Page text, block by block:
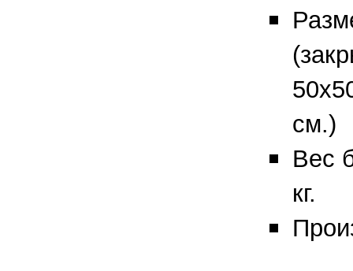
см.)
Вес
кг.